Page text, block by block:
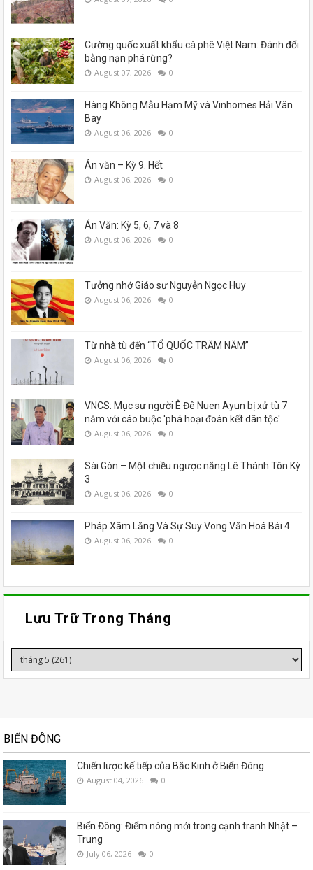
Cường quốc xuất khẩu cà phê Việt Nam: Đánh đổi
bằng nạn phá rừng?
August 07, 2026 0
Hàng Không Mẫu Hạm Mỹ và Vinhomes Hải Vân
Bay
August 06, 2026 0
Án văn – Kỳ 9. Hết
August 06, 2026 0
Án Văn: Kỳ 5, 6, 7 và 8
August 06, 2026 0
Tưởng nhớ Giáo sư Nguyễn Ngọc Huy
August 06, 2026 0
Từ nhà tù đến “TỔ QUỐC TRĂM NĂM”
August 06, 2026 0
VNCS: Mục sư người Ê Đê Nuen Ayun bị xử tù 7
năm với cáo buộc 'phá hoại đoàn kết dân tộc'
August 06, 2026 0
Sài Gòn – Một chiều ngược nắng Lê Thánh Tôn Kỳ
3
August 06, 2026 0
Pháp Xâm Lăng Và Sự Suy Vong Văn Hoá Bài 4
August 06, 2026 0
Lưu Trữ Trong Tháng
BIỂN ĐÔNG
Chiến lược kế tiếp của Bắc Kinh ở Biển Đông
August 04, 2026 0
Biển Đông: Điểm nóng mới trong cạnh tranh Nhật –
Trung
July 06, 2026 0